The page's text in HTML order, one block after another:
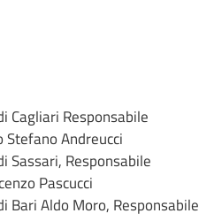
Cagliari Responsabile
Andreucci
Sassari, Responsabile
Pascucci
Bari Aldo Moro, Responsabile